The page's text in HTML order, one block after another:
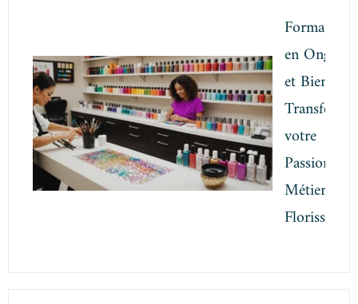
Formation
en Onglerie
et Bien-
votre
Passion en
Métier
Florissant